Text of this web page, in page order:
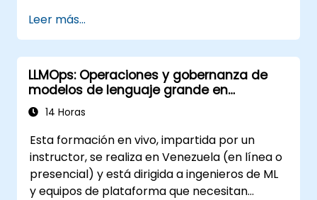
automatizada de contenido audiovisual.
Crear videos de calidad profesional
utilizando plantillas basadas en IA.
Optimizar flujos de trabajo potenciados
por IA para aumentar la productividad en
la producción de video.
Leer más...
LLMOps: Operaciones y gobernanza de
modelos de lenguaje grande en
producción
14 Horas
Esta formación en vivo, impartida por un
instructor, se realiza en Venezuela (en línea o
presencial) y está dirigida a ingenieros de ML
y equipos de plataforma que necesitan